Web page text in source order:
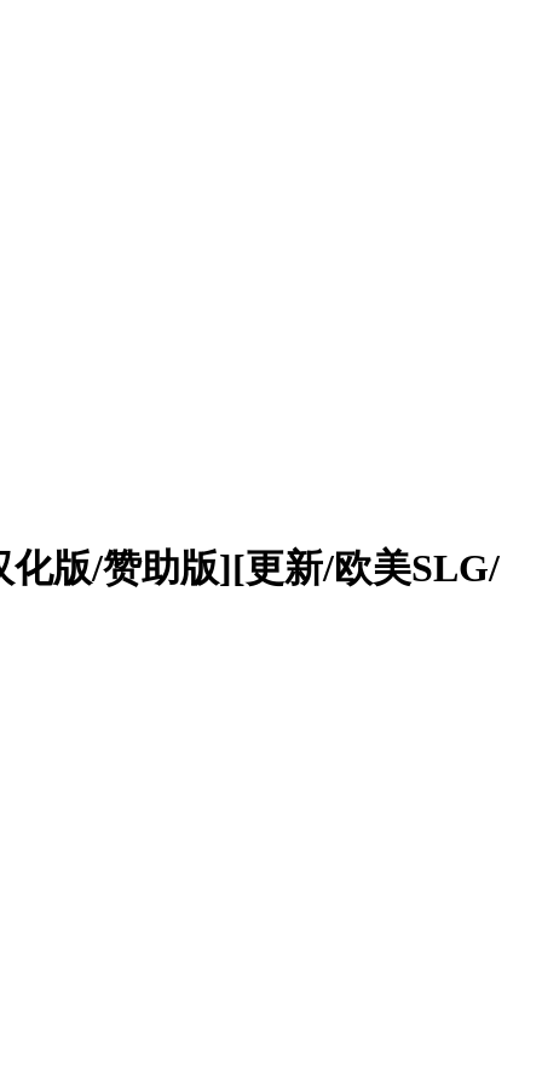
化版/赞助版][更新/欧美SLG/